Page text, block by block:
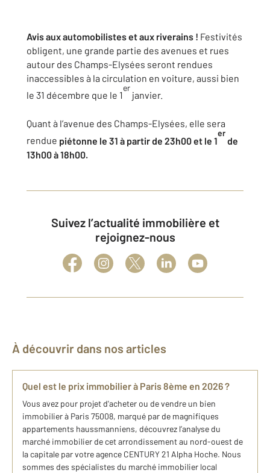
Avis aux automobilistes et aux riverains ! Festivités
obligent, une grande partie des avenues et rues
autour des Champs-Elysées seront rendues
inaccessibles à la circulation en voiture, aussi bien
le 31 décembre que le 1
er
janvier.
Quant à l’avenue des Champs-Elysées, elle sera
rendue piétonne le 31 à partir de 23h00 et le 1
er
de
13h00 à 18h00.
Suivez l’actualité immobilière et
rejoignez-nous
À découvrir dans nos articles
Quel est le prix immobilier à Paris 8ème en 2026 ?​
Vous avez pour projet d'acheter ou de vendre un bien
immobilier à Paris 75008, marqué par de magnifiques
appartements haussmanniens, découvrez ​l’analyse du
marché​ immobilier de cet arrondissement au nord-ouest de
la capitale par votre agence CENTURY 21 Alpha Hoche. Nous
sommes des spécialistes du marché immobilier local